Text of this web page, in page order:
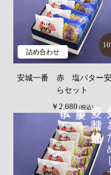
人気
夏の贈り物好適品
詰め合わせ
安城一番 赤 塩バター
らセット
￥2,680 (税込)